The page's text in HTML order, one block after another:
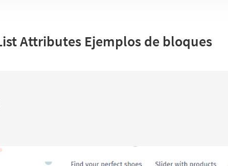
Attributes Ejemplos de bloques